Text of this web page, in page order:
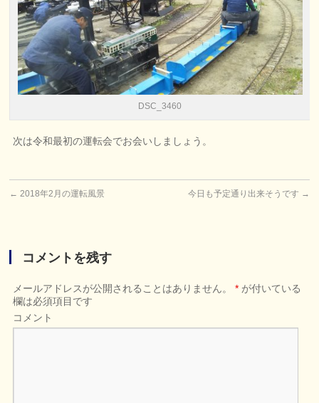
DSC_3460
次は令和最初の運転会でお会いしましょう。
← 2018年2月の運転風景 今日も予定通り出来そうです →
コメントを残す
メールアドレスが公開されることはありません。 * が付いている
欄は必須項目です
コメント